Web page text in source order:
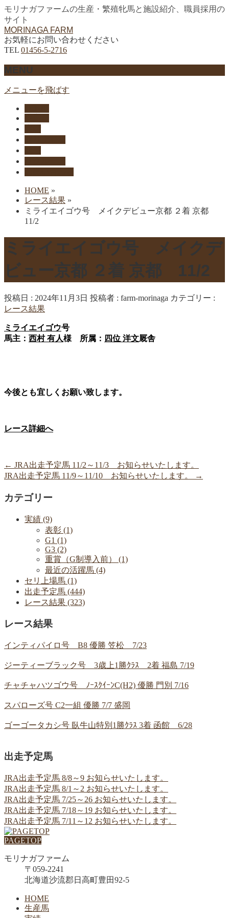
モリナガファームの生産・繁殖牝馬と施設紹介、職員採用の
サイト
MORINAGA FARM
お気軽にお問い合わせください
TEL 01456-5-2716
MENU
メニューを飛ばす
HOME »
レース結果 »
ミライエイゴウ号 メイクデビュー京都 ２着 京都
11/2
ミライエイゴウ号 メイクデ
ビュー京都 ２着 京都 11/2
投稿日 : 2024年11月3日 投稿者 : farm-morinaga カテゴリー :
レース結果
ミライエイゴウ号
馬主： 西村 有人様 所属： 四位 洋文厩舎
今後とも宜しくお願い致します。
レース詳細へ
← JRA出走予定馬 11/2～11/3 お知らせいたします。
JRA出走予定馬 11/9～11/10 お知らせいたします。
→
カテゴリー
実績 (9)
表彰 (1)
G1 (1)
G3 (2)
重賞（G制導入前） (1)
最近の活躍馬 (4)
セリ上場馬 (1)
出走予定馬 (444)
レース結果 (323)
レース結果
インティパイロ号 B8 優勝 笠松 7/23
ジーティーブラック号 3歳上1勝ｸﾗｽ 2着 福島 7/19
チャチャハツゴウ号 ﾉｰｽｸｲｰﾝC(H2) 優勝 門別 7/16
スパローズ号 C2一組 優勝 7/7 盛岡
ゴーゴータカシ号 臥牛山特別1勝ｸﾗｽ 3着 函館 6/28
出走予定馬
JRA出走予定馬 8/8～9 お知らせいたします。
JRA出走予定馬 8/1～2 お知らせいたします。
JRA出走予定馬 7/25～26 お知らせいたします。
JRA出走予定馬 7/18～19 お知らせいたします。
JRA出走予定馬 7/11～12 お知らせいたします。
PAGETOP
モリナガファーム
〒059-2241
北海道沙流郡日高町豊田92-5
HOME
生産馬